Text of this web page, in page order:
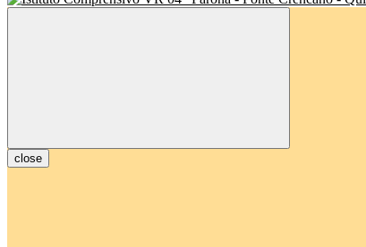
close